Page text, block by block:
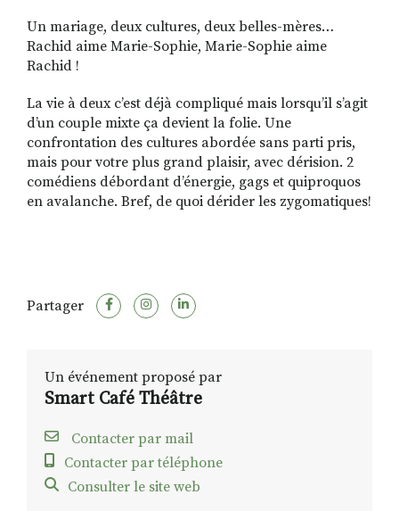
Un mariage, deux cultures, deux belles-mères…
Rachid aime Marie-Sophie, Marie-Sophie aime
Rachid !
La vie à deux c’est déjà compliqué mais lorsqu’il s’agit
d’un couple mixte ça devient la folie. Une
confrontation des cultures abordée sans parti pris,
mais pour votre plus grand plaisir, avec dérision. 2
comédiens débordant d’énergie, gags et quiproquos
en avalanche. Bref, de quoi dérider les zygomatiques!
Partager
Un événement proposé par
Smart Café Théâtre
Contacter par mail
Contacter par téléphone
Consulter le site web